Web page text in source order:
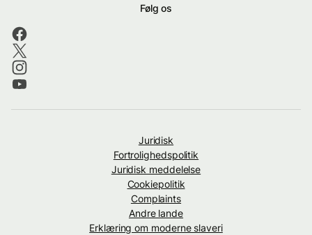
Følg os
Juridisk
Fortrolighedspolitik
Juridisk meddelelse
Cookiepolitik
Complaints
Andre lande
Erklæring om moderne slaveri